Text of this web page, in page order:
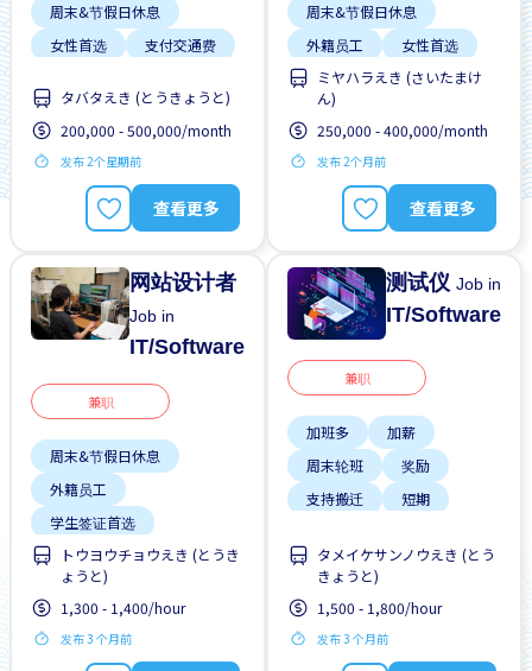
周末&节假日休息
女性首选
支付交通费
晋升
男性首选
靠近车站
タバタえき (とうきょうと)
200,000 - 500,000/month
发布 2个星期前
查看更多
周末&节假日休息
外籍员工
女性首选
支付交通费
支持搬迁
晋升
靠近车站
ミヤハラえき (さいたまけ
ん)
250,000 - 400,000/month
发布 2个月前
查看更多
网站设计者
Job in
IT/Software
兼职
周末&节假日休息
外籍员工
学生签证首选
支付交通费
无经验要求
每周2-3天
トウヨウチョウえき (とうき
ょうと)
1,300 - 1,400/hour
发布 3 个月前
测试仪Job in
IT/Software
兼职
加班多
加薪
周末轮班
奖励
支持搬迁
短期
タメイケサンノウえき (とう
きょうと)
1,500 - 1,800/hour
发布 3 个月前